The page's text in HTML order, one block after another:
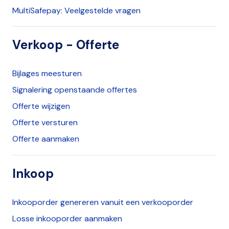
MultiSafepay: Veelgestelde vragen
Verkoop - Offerte
Bijlages meesturen
Signalering openstaande offertes
Offerte wijzigen
Offerte versturen
Offerte aanmaken
Inkoop
Inkooporder genereren vanuit een verkooporder
Losse inkooporder aanmaken